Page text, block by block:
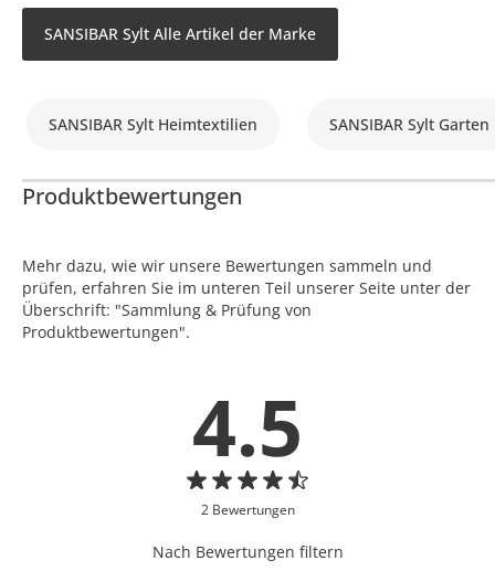
SANSIBAR Sylt Alle Artikel der Marke
SANSIBAR Sylt Heimtextilien SANSIBAR Sylt Garten
Produktbewertungen
Mehr dazu, wie wir unsere Bewertungen sammeln und
prüfen, erfahren Sie im unteren Teil unserer Seite unter der
Überschrift: "Sammlung & Prüfung von
Produktbewertungen".
4.5
2 Bewertungen
Nach Bewertungen filtern